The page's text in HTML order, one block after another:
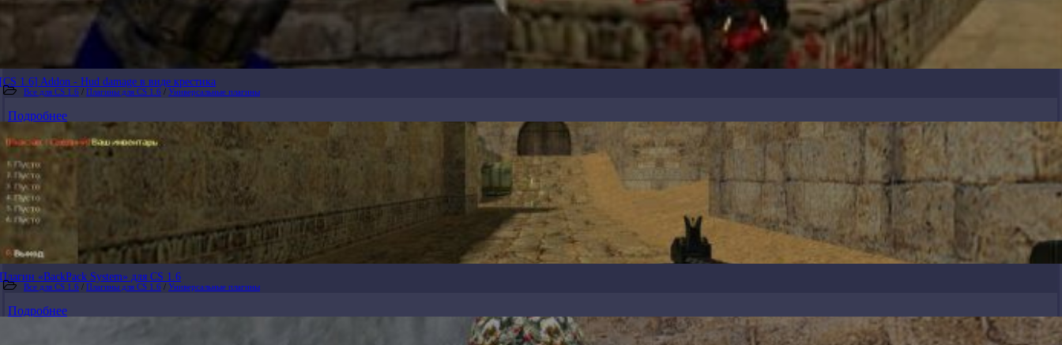
[CS 1.6] Addon - Hud damage в виде крестика
Все для CS 1.6 / Плагины для CS 1.6 / Универсальные плагины
Подробнее
Плагин «BackPack System» для CS 1.6
Все для CS 1.6 / Плагины для CS 1.6 / Универсальные плагины
Подробнее